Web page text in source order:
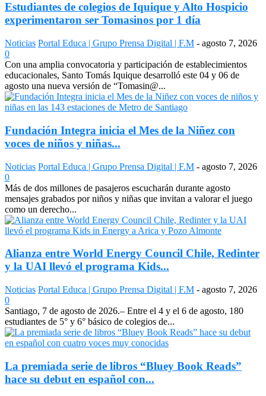
Estudiantes de colegios de Iquique y Alto Hospicio
experimentaron ser Tomasinos por 1 día
Noticias Portal Educa | Grupo Prensa Digital | F.M - agosto 7, 2026
0
Con una amplia convocatoria y participación de establecimientos
educacionales, Santo Tomás Iquique desarrolló este 04 y 06 de
agosto una nueva versión de “Tomasin@...
Fundación Integra inicia el Mes de la Niñez con
voces de niños y niñas...
Noticias Portal Educa | Grupo Prensa Digital | F.M - agosto 7, 2026
0
Más de dos millones de pasajeros escucharán durante agosto
mensajes grabados por niños y niñas que invitan a valorar el juego
como un derecho...
Alianza entre World Energy Council Chile, Redinter
y la UAI llevó el programa Kids...
Noticias Portal Educa | Grupo Prensa Digital | F.M - agosto 7, 2026
0
Santiago, 7 de agosto de 2026.– Entre el 4 y el 6 de agosto, 180
estudiantes de 5° y 6° básico de colegios de...
La premiada serie de libros “Bluey Book Reads”
hace su debut en español con...